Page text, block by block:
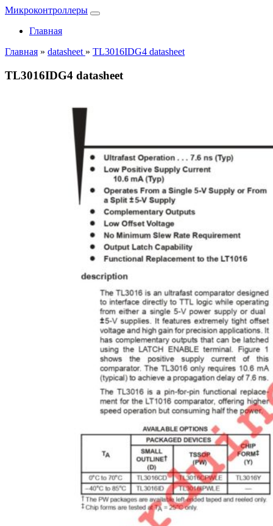
Микроконтроллеры
Главная
Главная » datasheet » TL3016IDG4 datasheet
TL3016IDG4 datasheet